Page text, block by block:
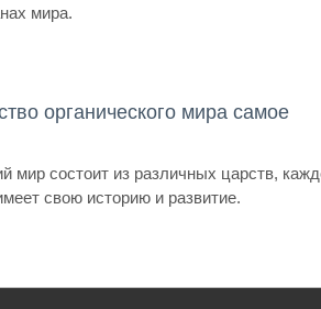
мира.
органического мира самое
мир состоит из различных царств,
свою историю и развитие.